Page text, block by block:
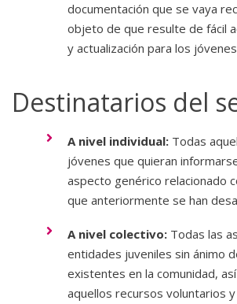
documentación que se vaya
objeto de que resulte de fácil
y actualización para los
Destinatarios del
A nivel individual: Todas
jóvenes que quieran
aspecto genérico relacionado
que anteriormente se han
A nivel colectivo: Todas las
entidades juveniles sin ánimo
existentes en la comunidad,
aquellos recursos voluntarios